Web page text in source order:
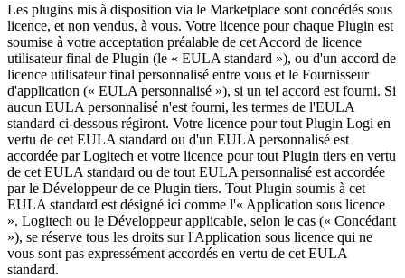
Les plugins mis à disposition via le Marketplace sont concédés sous
licence, et non vendus, à vous. Votre licence pour chaque Plugin est
soumise à votre acceptation préalable de cet Accord de licence
utilisateur final de Plugin (le « EULA standard »), ou d'un accord de
licence utilisateur final personnalisé entre vous et le Fournisseur
d'application (« EULA personnalisé »), si un tel accord est fourni. Si
aucun EULA personnalisé n'est fourni, les termes de l'EULA
standard ci-dessous régiront. Votre licence pour tout Plugin Logi en
vertu de cet EULA standard ou d'un EULA personnalisé est
accordée par Logitech et votre licence pour tout Plugin tiers en vertu
de cet EULA standard ou de tout EULA personnalisé est accordée
par le Développeur de ce Plugin tiers. Tout Plugin soumis à cet
EULA standard est désigné ici comme l'« Application sous licence
». Logitech ou le Développeur applicable, selon le cas (« Concédant
»), se réserve tous les droits sur l'Application sous licence qui ne
vous sont pas expressément accordés en vertu de cet EULA
standard.